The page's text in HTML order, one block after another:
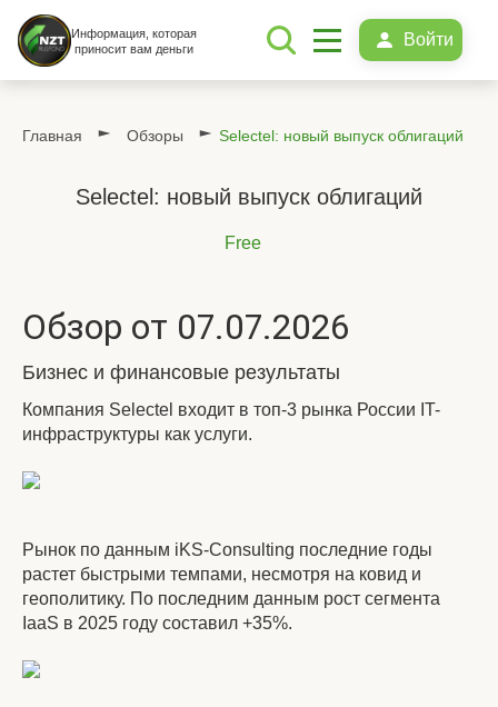
Информация, которая
приносит вам деньги
Войти
Главная Обзоры Selectel: новый выпуск облигаций
Selectel: новый выпуск облигаций
Free
Обзор от 07.07.2026
Бизнес и финансовые результаты
Компания Selectel входит в топ-3 рынка России IT-
инфраструктуры как услуги.
Рынок по данным iKS-Consulting последние годы
растет быстрыми темпами, несмотря на ковид и
геополитику. По последним данным рост сегмента
IaaS в 2025 году составил +35%.